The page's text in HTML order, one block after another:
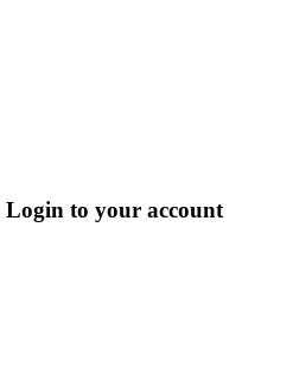
Login to your account